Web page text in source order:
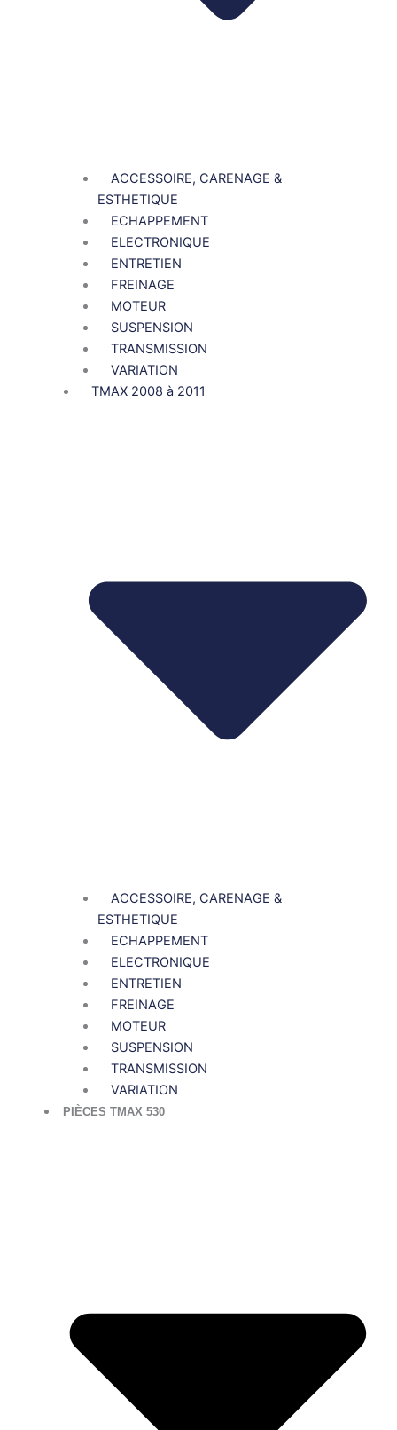
ACCESSOIRE, CARENAGE &
ESTHETIQUE
ECHAPPEMENT
ELECTRONIQUE
ENTRETIEN
FREINAGE
MOTEUR
SUSPENSION
TRANSMISSION
VARIATION
TMAX 2008 à 2011
ACCESSOIRE, CARENAGE &
ESTHETIQUE
ECHAPPEMENT
ELECTRONIQUE
ENTRETIEN
FREINAGE
MOTEUR
SUSPENSION
TRANSMISSION
VARIATION
PIÈCES TMAX 530